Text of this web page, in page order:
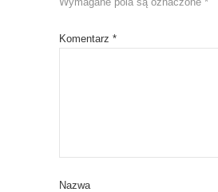
Komentarz *
Nazwa